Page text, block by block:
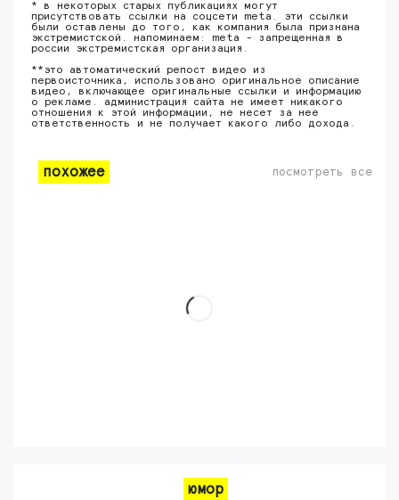
* в некоторых старых публикациях могут
присутствовать ссылки на соцсети meta. эти ссылки
были оставлены до того, как компания была признана
экстремистской. напоминаем: meta - запрещенная в
россии экстремистская организация.
**это автоматический репост видео из
первоисточника, использовано оригинальное описание
видео, включающее оригинальные ссылки и информацию
о рекламе. администрация сайта не имеет никакого
отношения к этой информации, не несет за нее
ответственность и не получает какого либо дохода.
похожее посмотреть все
юмор